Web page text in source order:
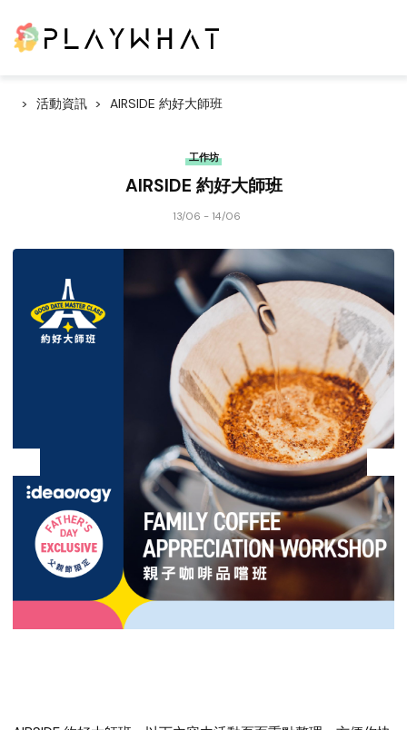
活動資訊 AIRSIDE 約好大師班
工作坊
AIRSIDE 約好大師班
13/06 - 14/06